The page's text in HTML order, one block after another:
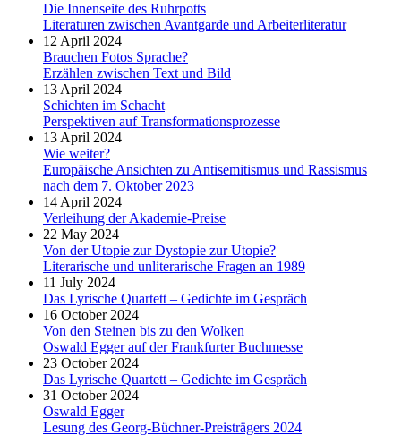
Die Innenseite des Ruhrpotts
Literaturen zwischen Avantgarde und Arbeiterliteratur
12 April 2024
Brauchen Fotos Sprache?
Erzählen zwischen Text und Bild
13 April 2024
Schichten im Schacht
Perspektiven auf Transformationsprozesse
13 April 2024
Wie weiter?
Europäische Ansichten zu Antisemitismus und Rassismus
nach dem 7. Oktober 2023
14 April 2024
Verleihung der Akademie-Preise
22 May 2024
Von der Utopie zur Dystopie zur Utopie?
Literarische und unliterarische Fragen an 1989
11 July 2024
Das Lyrische Quartett – Gedichte im Gespräch
16 October 2024
Von den Steinen bis zu den Wolken
Oswald Egger auf der Frankfurter Buchmesse
23 October 2024
Das Lyrische Quartett – Gedichte im Gespräch
31 October 2024
Oswald Egger
Lesung des Georg-Büchner-Preisträgers 2024